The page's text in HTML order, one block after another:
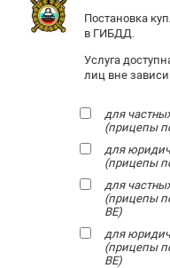
Постановка
в ГИБДД.
Услуга
лиц вне
для
(прицепы
для
(прицепы
для
(прицепы
ВЕ)
для
(прицепы
ВЕ)